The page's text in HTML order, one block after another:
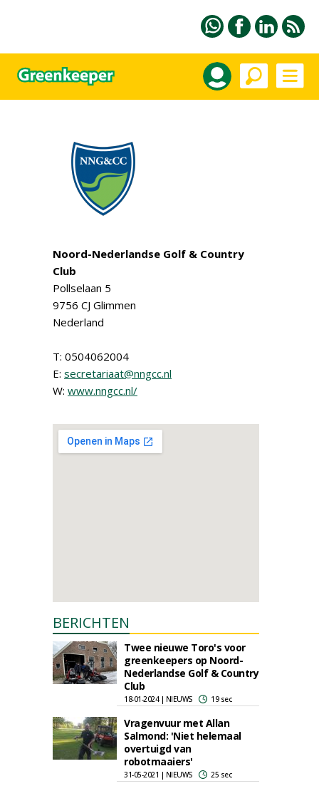
Noord-Nederlandse Golf & Country
Club
Pollselaan 5
9756 CJ Glimmen
Nederland
T: 0504062004
E: secretariaat@nngcc.nl
W: www.nngcc.nl/
BERICHTEN
Twee nieuwe Toro's voor
greenkeepers op Noord-
Nederlandse Golf & Country
Club
18-01-2024 | NIEUWS 19 sec
Vragenvuur met Allan
Salmond: 'Niet helemaal
overtuigd van
robotmaaiers'
31-05-2021 | NIEUWS 25 sec